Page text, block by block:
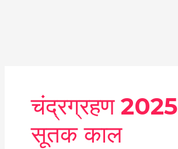
चंद्रग्रहण 2025
सूतक काल